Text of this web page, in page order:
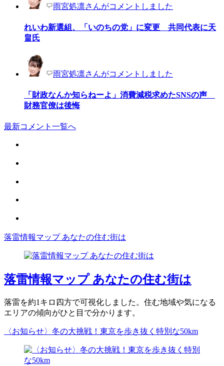
雨宮処凛さんがコメントしました
れいわ新選組、「いのちの党」に変更 共同代表に天
畠氏
雨宮処凛さんがコメントしました
「財政なんか知らねーよ」消費減税求めたSNSの声
財務官僚は後悔
最新コメント一覧へ
落雷情報マップ あなたの住む街は
落雷情報マップ あなたの住む街は
落雷を約1キロ四方で可視化しました。住む地域や気になる
エリアの傾向がひと目で分かります。
〈お知らせ〉冬の大挑戦！東京を歩き抜く特別な50km